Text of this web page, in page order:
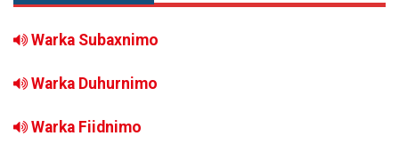
Warka Subaxnimo
Warka Duhurnimo
Warka Fiidnimo